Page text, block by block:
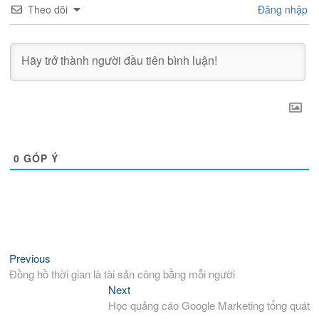
Theo dõi Đăng nhập
0 GÓP Ý
Điều
hướng
Previous
post:
Đồng hồ thời gian là tài sản công bằng mỗi người
NextNext
post:
Học quảng cáo Google Marketing tổng quát